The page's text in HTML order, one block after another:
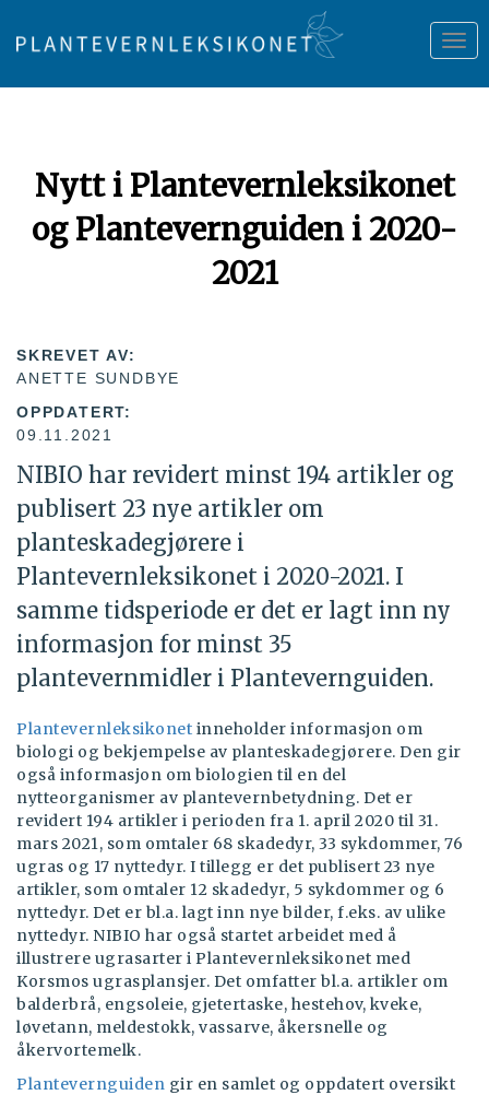
Nytt i Plantevernleksikonet
og Plantevernguiden i 2020-
2021
SKREVET AV:
ANETTE SUNDBYE
OPPDATERT:
09.11.2021
NIBIO har revidert minst 194 artikler og
publisert 23 nye artikler om
planteskadegjørere i
Plantevernleksikonet i 2020-2021. I
samme tidsperiode er det er lagt inn ny
informasjon for minst 35
plantevernmidler i Plantevernguiden.
Plantevernleksikonet inneholder informasjon om
biologi og bekjempelse av planteskadegjørere. Den gir
også informasjon om biologien til en del
nytteorganismer av plantevernbetydning. Det er
revidert 194 artikler i perioden fra 1. april 2020 til 31.
mars 2021, som omtaler 68 skadedyr, 33 sykdommer, 76
ugras og 17 nyttedyr. I tillegg er det publisert 23 nye
artikler, som omtaler 12 skadedyr, 5 sykdommer og 6
nyttedyr. Det er bl.a. lagt inn nye bilder, f.eks. av ulike
nyttedyr. NIBIO har også startet arbeidet med å
illustrere ugrasarter i Plantevernleksikonet med
Korsmos ugrasplansjer. Det omfatter bl.a. artikler om
balderbrå, engsoleie, gjetertaske, hestehov, kveke,
løvetann, meldestokk, vassarve, åkersnelle og
åkervortemelk.
Plantevernguiden gir en samlet og oppdatert oversikt